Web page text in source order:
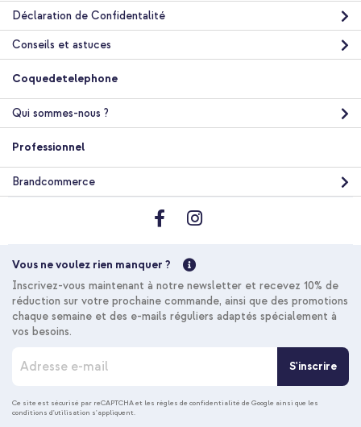
Acheter
Livraison
gratuite
Déclaration de Confidentalité
Conseils et astuces
Coquedetelephone
Qui sommes-nous ?
Professionnel
Brandcommerce
Vous ne voulez rien manquer ?
Inscrivez-vous maintenant à notre newsletter et recevez 10% de
réduction sur votre prochaine commande, ainsi que des promotions
chaque semaine et des e-mails réguliers adaptés spécialement à
vos besoins.
c
r
S'inscrire
Ce site est sécurisé par reCAPTCHA et les règles de confidentialité de Google ainsi que les
conditions d'utilisation s'appliquent.